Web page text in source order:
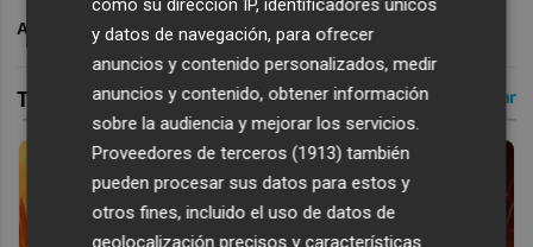
ARCHIVADO EN MUNDIAL FÚTBOL 2026
como su dirección IP, identificadores únicos
y datos de navegación, para ofrecer
anuncios y contenido personalizados, medir
anuncios y contenido, obtener información
sobre la audiencia y mejorar los servicios.
Proveedores de terceros (1913) también
pueden procesar sus datos para estos y
otros fines, incluido el uso de datos de
geolocalización precisos y características